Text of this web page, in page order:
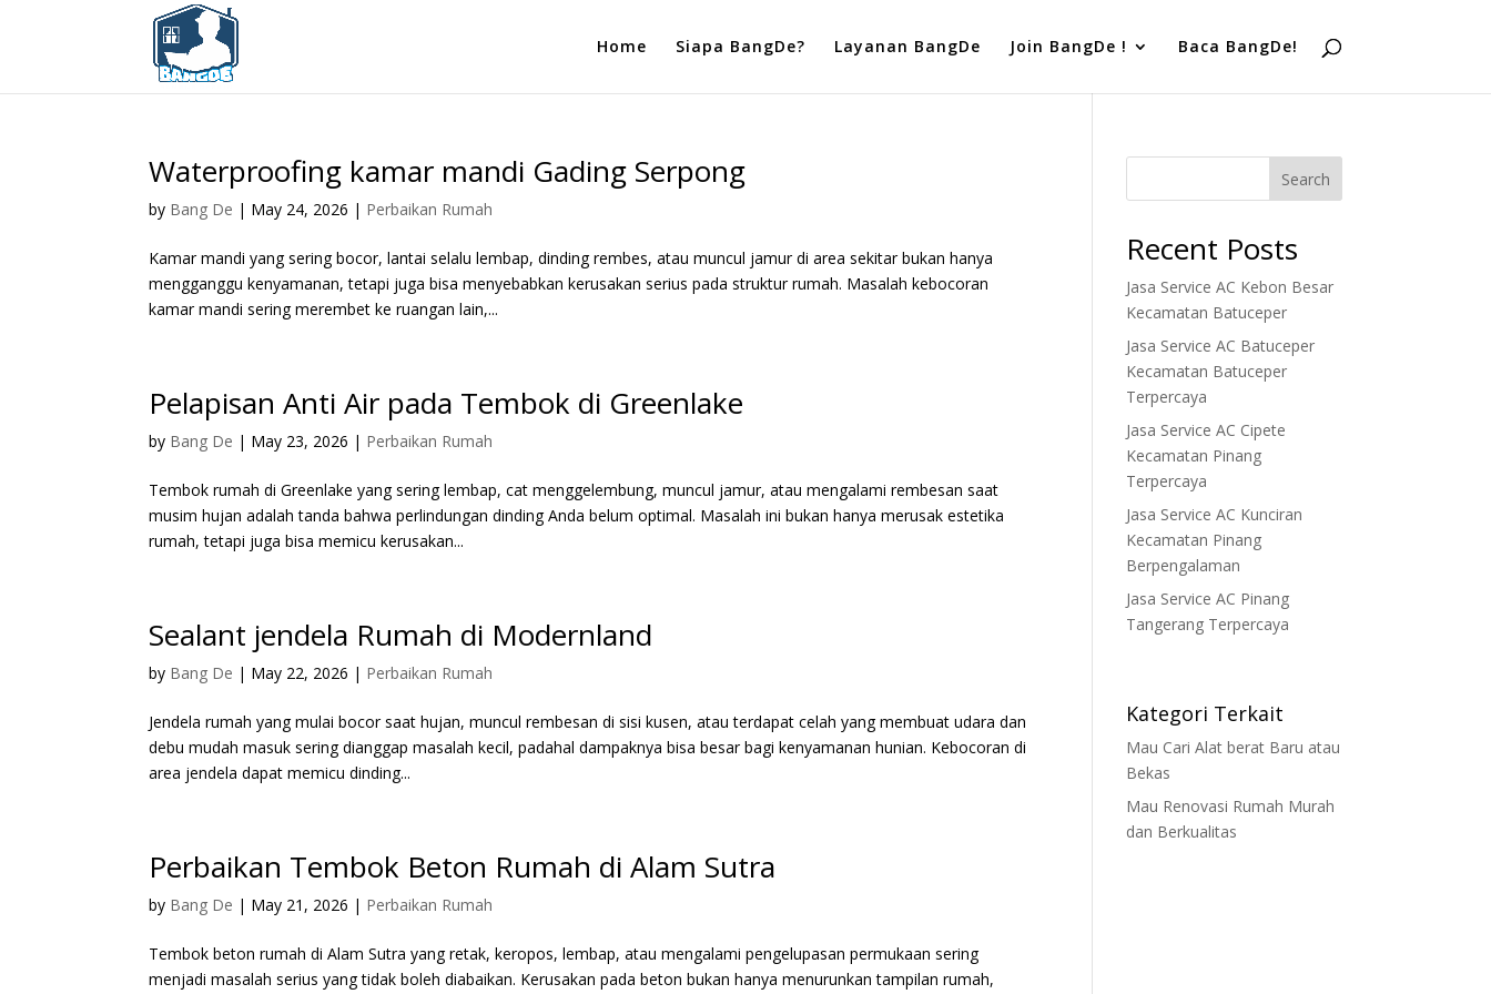
Home Siapa BangDe? Layanan BangDe Join BangDe ! Baca BangDe!
Waterproofing kamar mandi Gading Serpong
by Bang De | May 24, 2026 | Perbaikan Rumah
Kamar mandi yang sering bocor, lantai selalu lembap, dinding rembes, atau muncul jamur di area sekitar bukan hanya
mengganggu kenyamanan, tetapi juga bisa menyebabkan kerusakan serius pada struktur rumah. Masalah kebocoran
kamar mandi sering merembet ke ruangan lain,...
Pelapisan Anti Air pada Tembok di Greenlake
by Bang De | May 23, 2026 | Perbaikan Rumah
Tembok rumah di Greenlake yang sering lembap, cat menggelembung, muncul jamur, atau mengalami rembesan saat
musim hujan adalah tanda bahwa perlindungan dinding Anda belum optimal. Masalah ini bukan hanya merusak estetika
rumah, tetapi juga bisa memicu kerusakan...
Sealant jendela Rumah di Modernland
by Bang De | May 22, 2026 | Perbaikan Rumah
Jendela rumah yang mulai bocor saat hujan, muncul rembesan di sisi kusen, atau terdapat celah yang membuat udara dan
debu mudah masuk sering dianggap masalah kecil, padahal dampaknya bisa besar bagi kenyamanan hunian. Kebocoran di
area jendela dapat memicu dinding...
Perbaikan Tembok Beton Rumah di Alam Sutra
by Bang De | May 21, 2026 | Perbaikan Rumah
Tembok beton rumah di Alam Sutra yang retak, keropos, lembap, atau mengalami pengelupasan permukaan sering
menjadi masalah serius yang tidak boleh diabaikan. Kerusakan pada beton bukan hanya menurunkan tampilan rumah,
Search
Recent Posts
Jasa Service AC Kebon Besar
Kecamatan Batuceper
Jasa Service AC Batuceper
Kecamatan Batuceper
Terpercaya
Jasa Service AC Cipete
Kecamatan Pinang
Terpercaya
Jasa Service AC Kunciran
Kecamatan Pinang
Berpengalaman
Jasa Service AC Pinang
Tangerang Terpercaya
Kategori Terkait
Mau Cari Alat berat Baru atau
Bekas
Mau Renovasi Rumah Murah
dan Berkualitas